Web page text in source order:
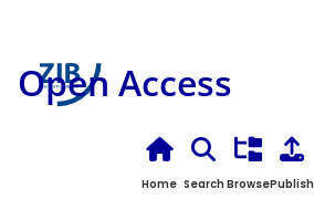
Open Access
Home Search BrowsePublish